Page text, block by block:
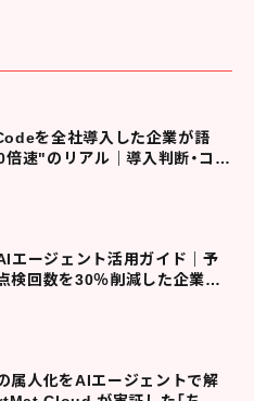
を全社導入した企業が語
速"のリアル｜導入判断・コス
エージェント活用ガイド｜予
検回数を30％削減した企業の
属人化をAIエージェントで解